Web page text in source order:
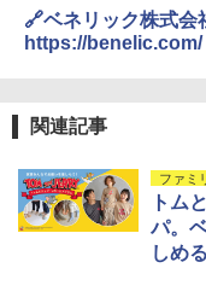
￥
￥
[
熊
【
￥
🔗ベネリック株式会
https://benelic.com/
関連記事
ファミ
トム
パ。
しめ